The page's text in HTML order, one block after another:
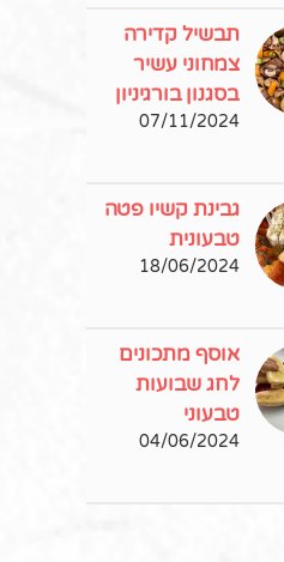
תבשיל קדירה
צמחוני עשיר
בסגנון בורגיניון
07/11/2024
גבינת קשיו פטה
טבעונית
18/06/2024
אוסף מתכונים
לחג שבועות
טבעוני
04/06/2024